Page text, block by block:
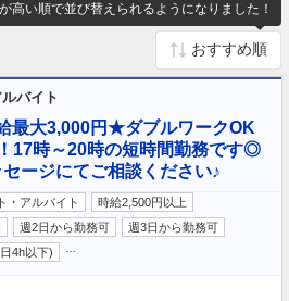
高い順で並び替えられるようになりました！
バイト
最大3,000円★ダブルワークOK
17時～20時の短時間勤務です◎
ージにてご相談ください♪
・アルバイト
時給2,500円以上
週2日から勤務可
週3日から勤務可
4h以下)